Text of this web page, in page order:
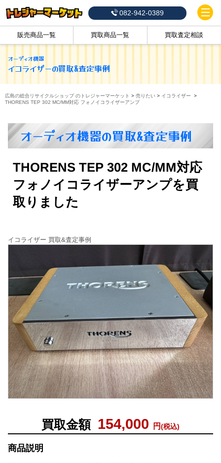
082-942-0389
販売商品一覧 買取商品一覧 買取査定相談
オーディオ機器
イコライザーの買取&査定事例
広島の総合リサイクルショップ のトレジャーマーケット > 売りたい > イコライザー
>
THORENS TEP 302 MC/MM対応 フォノイコライザーアンプ
オーディオ機器の買取&査定事例
THORENS TEP 302 MC/MM対応
フォノイコライザーアンプを買
取りました
買取金額 154,000 円(税込)
商品説明
イコライザー 買取&査定事例